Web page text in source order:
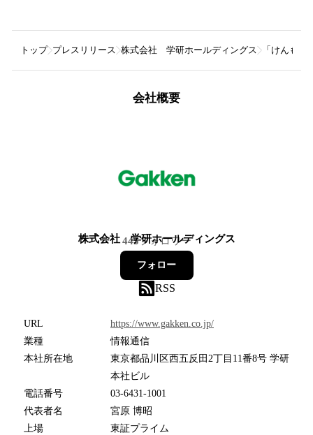
トップ プレスリリース 株式会社 学研ホールディングス 「けんも
会社概要
株式会社 学研ホールディングス
445フォロワー
フォロー
RSS
URL
https://www.gakken.co.jp/
業種
情報通信
本社所在地
東京都品川区西五反田2丁目11番8号 学研
本社ビル
電話番号
03-6431-1001
代表者名
宮原 博昭
上場
東証プライム